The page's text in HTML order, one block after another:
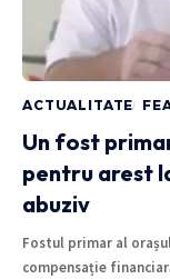
ACTUALITATE
Un fost
pentru arest
abuziv
Fostul primar al
compensație